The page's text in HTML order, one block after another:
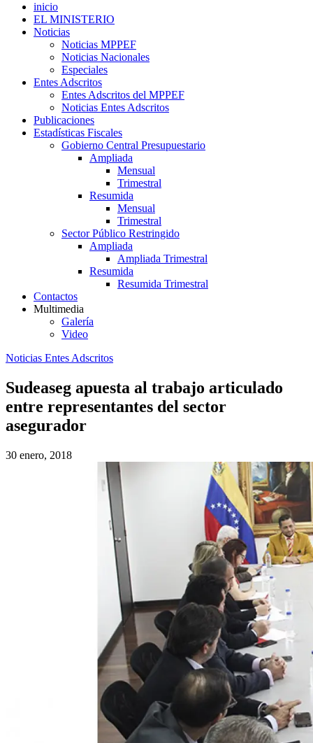
inicio
EL MINISTERIO
Noticias
Noticias MPPEF
Noticias Nacionales
Especiales
Entes Adscritos
Entes Adscritos del MPPEF
Noticias Entes Adscritos
Publicaciones
Estadísticas Fiscales
Gobierno Central Presupuestario
Ampliada
Mensual
Trimestral
Resumida
Mensual
Trimestral
Sector Público Restringido
Ampliada
Ampliada Trimestral
Resumida
Resumida Trimestral
Contactos
Multimedia
Galería
Video
Noticias Entes Adscritos
Sudeaseg apuesta al trabajo articulado
entre representantes del sector
asegurador
30 enero, 2018